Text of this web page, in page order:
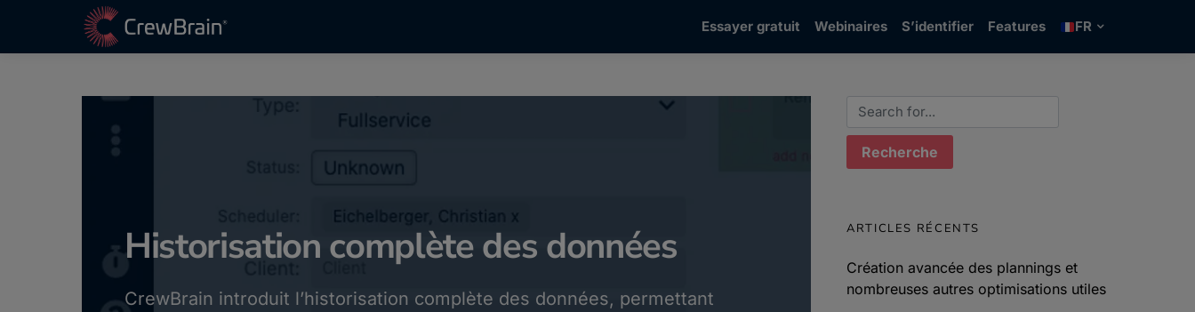
Essayer gratuit Webinaires S’identifier Features FR
Historisation complète des données
CrewBrain introduit l’historisation complète des données, permettant
Search for:
ARTICLES RÉCENTS
Création avancée des plannings et
nombreuses autres optimisations utiles